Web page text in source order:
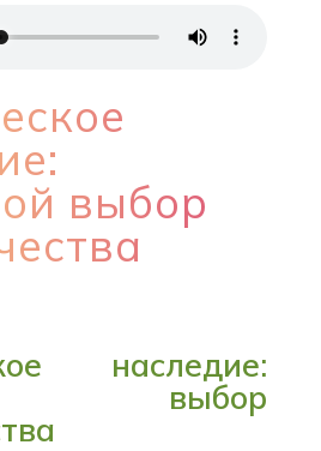
выбор
наследие:
выбор